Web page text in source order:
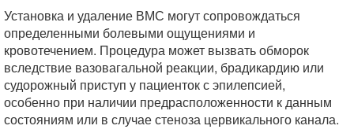
Установка и удаление ВМС могут сопровождаться
определенными болевыми ощущениями и
кровотечением. Процедура может вызвать обморок
вследствие вазовагальной реакции, брадикардию или
судорожный приступ у пациенток с эпилепсией,
особенно при наличии предрасположенности к данным
состояниям или в случае стеноза цервикального канала.